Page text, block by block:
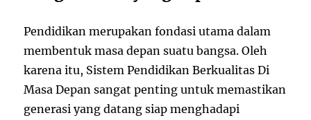
Pendidikan merupakan fondasi utama dalam
membentuk masa depan suatu bangsa. Oleh
karena itu, Sistem Pendidikan Berkualitas Di
Masa Depan sangat penting untuk memastikan
generasi yang datang siap menghadapi